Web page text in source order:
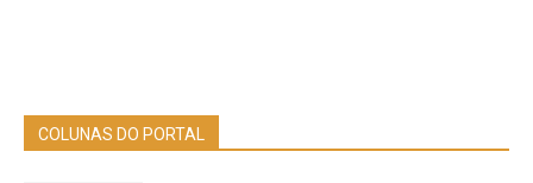
COLUNAS DO PORTAL